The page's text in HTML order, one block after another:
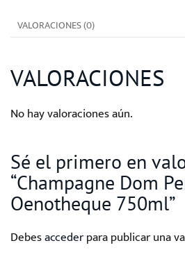
VALORACIONES (0)
VALORACIONES
No hay valoraciones aún.
Sé el primero en
“Champagne Dom
Oenotheque 750ml”
Debesaccederpara publicar una